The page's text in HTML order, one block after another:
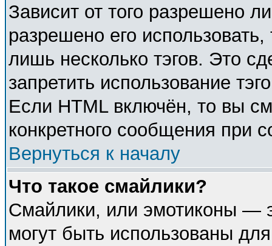
Зависит от того разрешено
разрешено его использовать,
лишь несколько тэгов. Это
запретить использование
Если HTML включён, то вы
конкретного сообщения при
Вернуться к началу
Что такое смайлики?
Смайлики, или эмотиконы —
могут быть использованы